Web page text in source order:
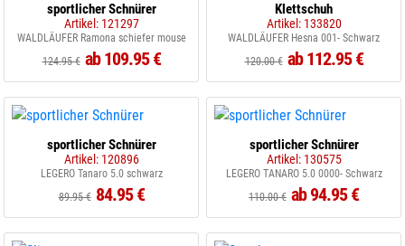
sportlicher Schnürer
Artikel: 121297
WALDLÄUFER Ramona schiefer mouse
124.95 € ab 109.95 €
Klettschuh
Artikel: 133820
WALDLÄUFER Hesna 001- Schwarz
120.00 € ab 112.95 €
sportlicher Schnürer
Artikel: 120896
LEGERO Tanaro 5.0 schwarz
89.95 € 84.95 €
sportlicher Schnürer
Artikel: 130575
LEGERO TANARO 5.0 0000- Schwarz
110.00 € ab 94.95 €